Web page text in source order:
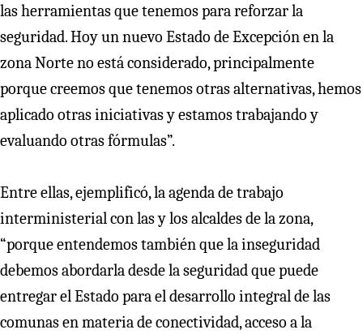
las herramientas que tenemos para reforzar la
seguridad. Hoy un nuevo Estado de Excepción en la
zona Norte no está considerado, principalmente
porque creemos que tenemos otras alternativas, hemos
aplicado otras iniciativas y estamos trabajando y
evaluando otras fórmulas”.
Entre ellas, ejemplificó, la agenda de trabajo
interministerial con las y los alcaldes de la zona,
“porque entendemos también que la inseguridad
debemos abordarla desde la seguridad que puede
entregar el Estado para el desarrollo integral de las
comunas en materia de conectividad, acceso a la